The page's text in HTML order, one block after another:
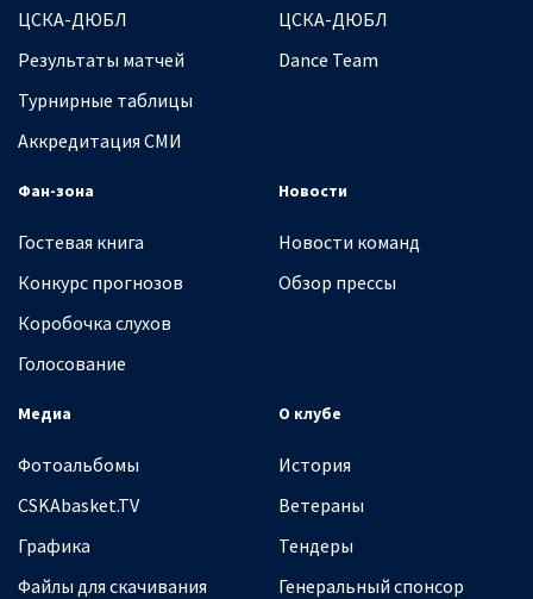
ЦСКА-ДЮБЛ
Результаты матчей
Турнирные таблицы
Аккредитация СМИ
ЦСКА-ДЮБЛ
Dance Team
Фан-зона
Гостевая книга
Конкурс прогнозов
Коробочка слухов
Голосование
Новости
Новости команд
Обзор прессы
Медиа
Фотоальбомы
CSKAbasket.TV
Графика
Файлы для скачивания
О клубе
История
Ветераны
Тендеры
Генеральный спонсор